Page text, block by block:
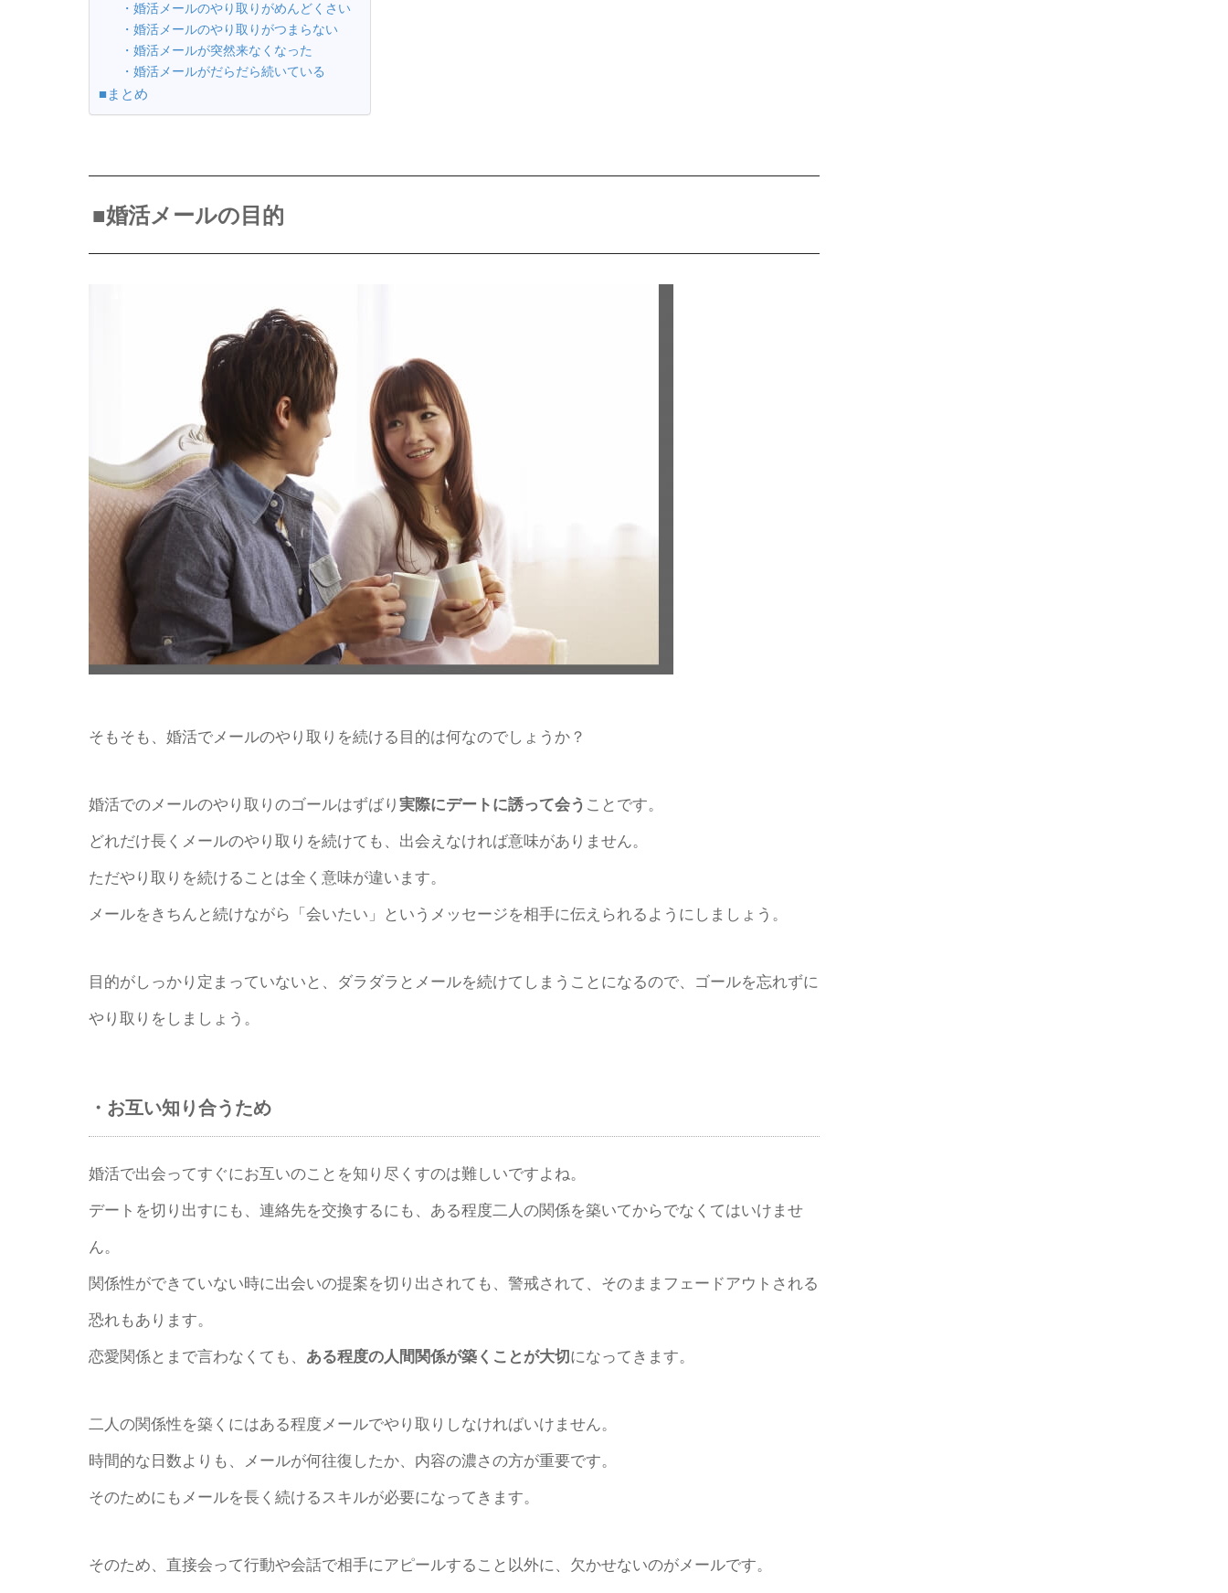
・婚活メールのやり取りがめんどくさい
・婚活メールのやり取りがつまらない
・婚活メールが突然来なくなった
・婚活メールがだらだら続いている
■まとめ
■婚活メールの目的
そもそも、婚活でメールのやり取りを続ける目的は何なのでしょうか？
婚活でのメールのやり取りのゴールはずばり 実際にデートに誘って会う ことです。
どれだけ長くメールのやり取りを続けても、出会えなければ意味がありません。
ただやり取りを続けることは全く意味が違います。
メールをきちんと続けながら「会いたい」というメッセージを相手に伝えられるようにしましょう。
目的がしっかり定まっていないと、ダラダラとメールを続けてしまうことになるので、ゴールを忘れずに
やり取りをしましょう。
・お互い知り合うため
婚活で出会ってすぐにお互いのことを知り尽くすのは難しいですよね。
デートを切り出すにも、連絡先を交換するにも、ある程度二人の関係を築いてからでなくてはいけませ
ん。
関係性ができていない時に出会いの提案を切り出されても、警戒されて、そのままフェードアウトされる
恐れもあります。
恋愛関係とまで言わなくても、 ある程度の人間関係が築くことが大切 になってきます。
二人の関係性を築くにはある程度メールでやり取りしなければいけません。
時間的な日数よりも、メールが何往復したか、内容の濃さの方が重要です。
そのためにもメールを長く続けるスキルが必要になってきます。
そのため、直接会って行動や会話で相手にアピールすること以外に、欠かせないのがメールです。